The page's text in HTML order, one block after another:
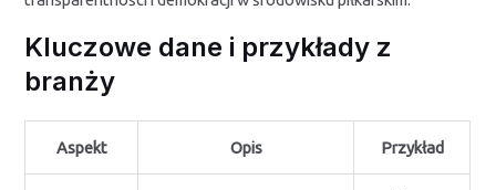
Kluczowe dane i przykłady z
branży
Aspekt Opis Przykład